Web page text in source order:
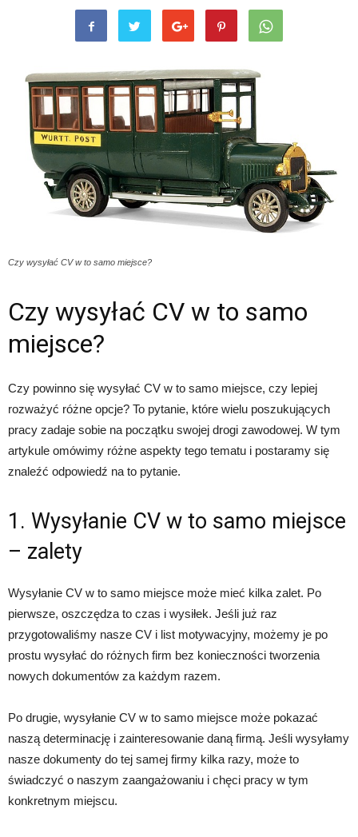
Czy wysyłać CV w to samo miejsce?
Czy wysyłać CV w to samo
miejsce?
Czy powinno się wysyłać CV w to samo miejsce, czy lepiej
rozważyć różne opcje? To pytanie, które wielu poszukujących
pracy zadaje sobie na początku swojej drogi zawodowej. W tym
artykule omówimy różne aspekty tego tematu i postaramy się
znaleźć odpowiedź na to pytanie.
1. Wysyłanie CV w to samo miejsce
– zalety
Wysyłanie CV w to samo miejsce może mieć kilka zalet. Po
pierwsze, oszczędza to czas i wysiłek. Jeśli już raz
przygotowaliśmy nasze CV i list motywacyjny, możemy je po
prostu wysyłać do różnych firm bez konieczności tworzenia
nowych dokumentów za każdym razem.
Po drugie, wysyłanie CV w to samo miejsce może pokazać
naszą determinację i zainteresowanie daną firmą. Jeśli wysyłamy
nasze dokumenty do tej samej firmy kilka razy, może to
świadczyć o naszym zaangażowaniu i chęci pracy w tym
konkretnym miejscu.